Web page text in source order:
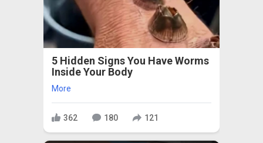
5 Hidden Signs You Have Worms
Inside Your Body
More
362 180 121